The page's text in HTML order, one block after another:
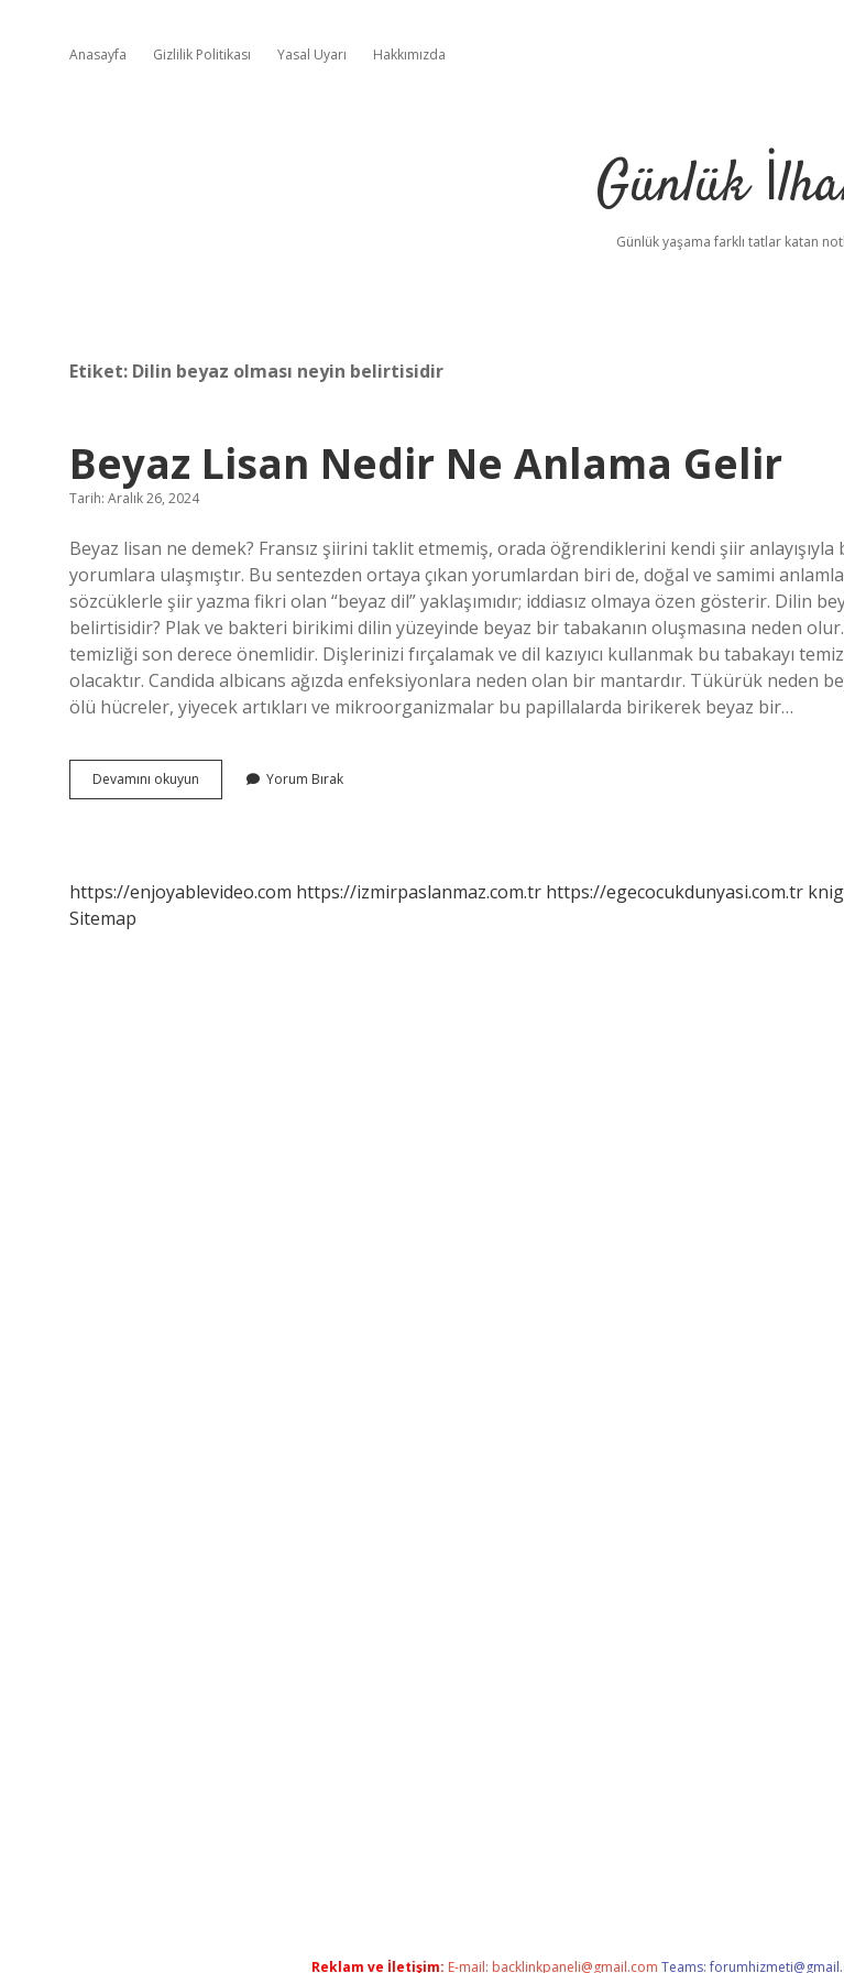
Anasayfa Gizlilik Politikası Yasal Uyarı Hakkımızda
Günlük
Günlük yaşama farklı tatlar katan
Etiket: Dilin beyaz olması neyin belirtisidir
Beyaz Lisan Nedir Ne Anlama Gelir
Tarih: Aralık 26, 2024
Beyaz lisan ne demek? Fransız şiirini taklit etmemiş, orada öğrendiklerini kendi şiir
yorumlara ulaşmıştır. Bu sentezden ortaya çıkan yorumlardan biri de, doğal ve samimi
sözcüklerle şiir yazma fikri olan “beyaz dil” yaklaşımıdır; iddiasız olmaya özen gösterir. Dilin
belirtisidir? Plak ve bakteri birikimi dilin yüzeyinde beyaz bir tabakanın oluşmasına neden
temizliği son derece önemlidir. Dişlerinizi fırçalamak ve dil kazıyıcı kullanmak bu tabakayı
olacaktır. Candida albicans ağızda enfeksiyonlara neden olan bir mantardır. Tükürük neden
ölü hücreler, yiyecek artıkları ve mikroorganizmalar bu papillalarda birikerek beyaz bir…
Devamını okuyun
Lisan
Yorum Bırak
https://enjoyablevideo.com https://izmirpaslanmaz.com.tr https://egecocukdunyasi.com.tr
Sitemap
Reklam ve İletişim: E-mail: backlinkpaneli@gmail.com Teams: